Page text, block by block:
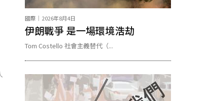
國際 2026年8月4日
伊朗戰爭 是一場環境浩劫
Tom Costello 社會主義替代（...